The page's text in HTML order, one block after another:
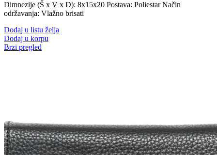
je
bila:
je:
Dimnezije (Š x V x D): 8x15x20 Postava: Poliestar Način
održavanja: Vlažno brisati
Dodaj u listu želja
Dodaj u korpu
Brzi pregled